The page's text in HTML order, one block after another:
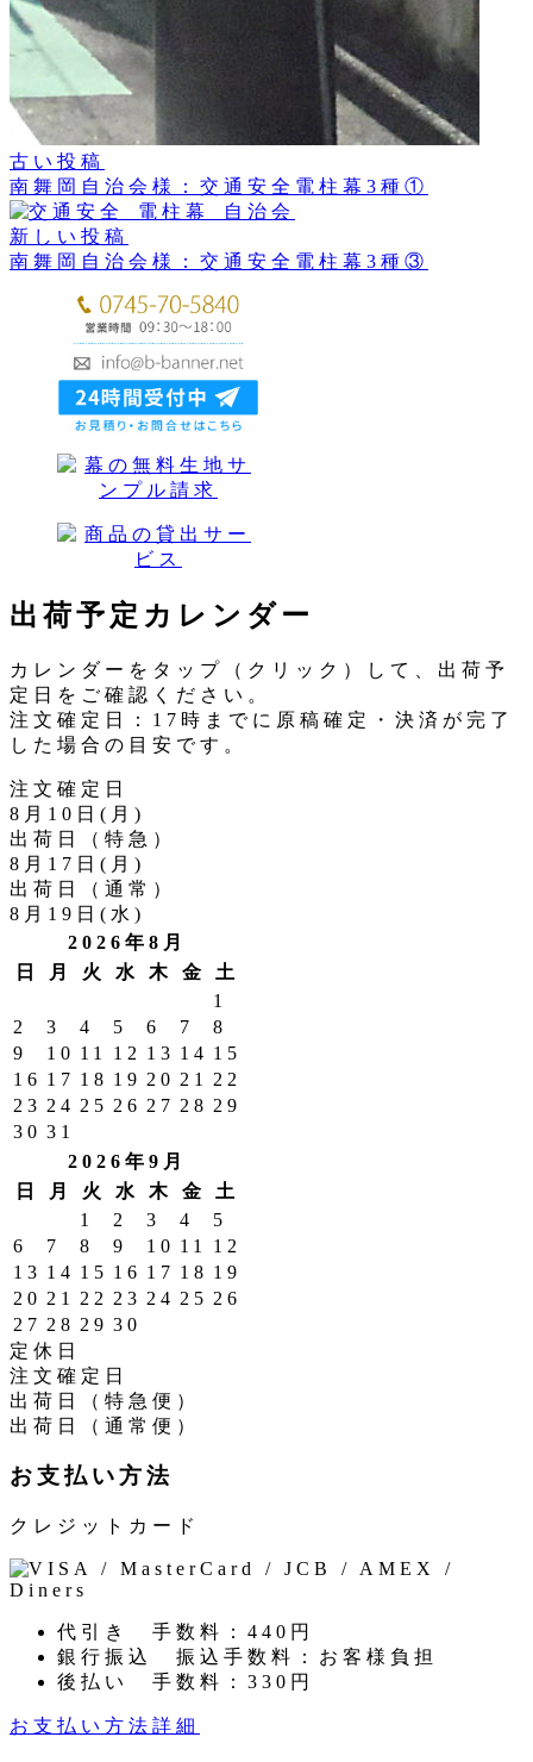
古い投稿
南舞岡自治会様：交通安全電柱幕3種①
新しい投稿
南舞岡自治会様：交通安全電柱幕3種③
出荷予定カレンダー
カレンダーをタップ（クリック）して、出荷予
定日をご確認ください。
注文確定日：17時までに原稿確定・決済が完了
した場合の目安です。
注文確定日
8月10日(月)
出荷日（特急）
8月17日(月)
出荷日（通常）
8月19日(水)
2026年8月
日
月 火 水 木 金
土
1
2
3 4 5 6 7
8
9
10 11 12 13 14 15
16 17 18 19 20 21
22
23 24 25 26 27 28 29
30 31
2026年9月
日
月 火 水 木 金
土
1
2 3 4
5
6
7 8 9 10 11
12
13 14 15 16 17 18 19
20 21 22 23 24 25 26
27 28 29 30
定休日
注文確定日
出荷日（特急便）
出荷日（通常便）
お支払い方法
クレジットカード
代引き 手数料：440円
銀行振込 振込手数料：お客様負担
後払い 手数料：330円
お支払い方法詳細